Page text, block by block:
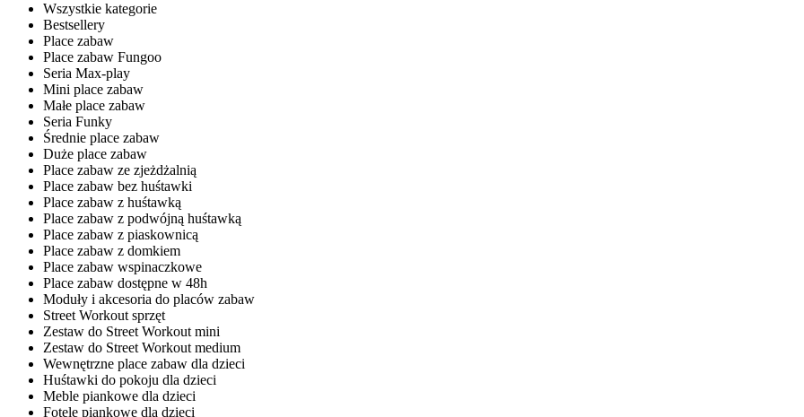
Wszystkie kategorie
Bestsellery
Place zabaw
Place zabaw Fungoo
Seria Max-play
Mini place zabaw
Małe place zabaw
Seria Funky
Średnie place zabaw
Duże place zabaw
Place zabaw ze zjeżdżalnią
Place zabaw bez huśtawki
Place zabaw z huśtawką
Place zabaw z podwójną huśtawką
Place zabaw z piaskownicą
Place zabaw z domkiem
Place zabaw wspinaczkowe
Place zabaw dostępne w 48h
Moduły i akcesoria do placów zabaw
Street Workout sprzęt
Zestaw do Street Workout mini
Zestaw do Street Workout medium
Wewnętrzne place zabaw dla dzieci
Huśtawki do pokoju dla dzieci
Meble piankowe dla dzieci
Fotele piankowe dla dzieci